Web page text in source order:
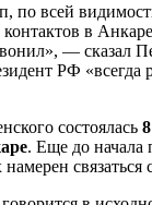
по всей
контактов в
— сказал
РФ «всегда
состоялась
. Еще до начала
намерен